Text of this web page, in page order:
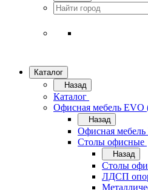
Каталог
Назад
Каталог
Офисная мебель
Назад
Офисная
Cтолы офисные
Назад
Cтолы
ЛДСП